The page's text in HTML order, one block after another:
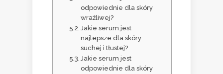
odpowiednie dla skóry
wrażliwej?
Jakie serum jest
najlepsze dla skóry
suchej i tłustej?
Jakie serum jest
odpowiednie dla skóry